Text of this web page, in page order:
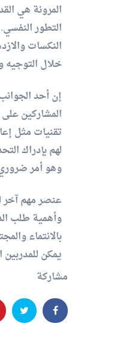
المرونة هي
التطور
النكسات
خلال التوجيه
إن أحد
المشاركين
تقنيات مثل
لهم بإدراك
وهو أمر
عنصر مهم آخر
وأهمية طلب
بالانتماء
يمكن
مشاركة